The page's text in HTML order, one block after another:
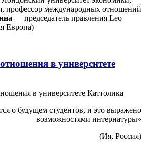
профессор международных отношений
— председатель правления Leo
Европа)
в университете
о будущем студентов, и это выражено
возможностями интернатуры»
(Ия, Россия)